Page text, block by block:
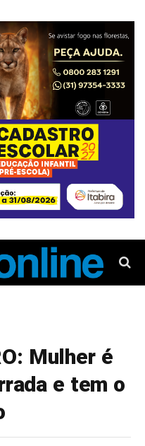
Mulher é
e tem o